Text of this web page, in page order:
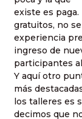
existe es
gratuitos, no
experiencia
ingreso de
participantes
Y aquí otro
más
los talleres es
decimos que